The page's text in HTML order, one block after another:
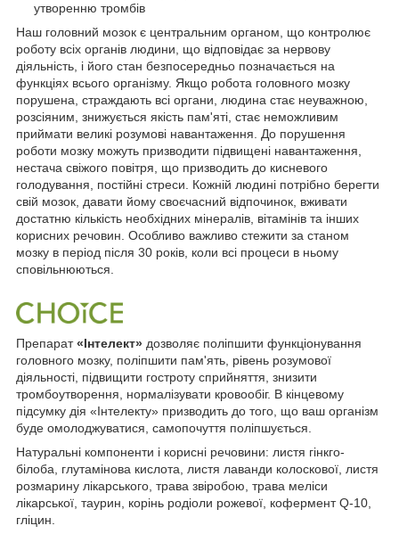
утворенню тромбів
Наш головний мозок є центральним органом, що контролює
роботу всіх органів людини, що відповідає за нервову
діяльність, і його стан безпосередньо позначається на
функціях всього організму. Якщо робота головного мозку
порушена, страждають всі органи, людина стає неуважною,
розсіяним, знижується якість пам'яті, стає неможливим
приймати великі розумові навантаження. До порушення
роботи мозку можуть призводити підвищені навантаження,
нестача свіжого повітря, що призводить до кисневого
голодування, постійні стреси. Кожній людині потрібно берегти
свій мозок, давати йому своєчасний відпочинок, вживати
достатню кількість необхідних мінералів, вітамінів та інших
корисних речовин. Особливо важливо стежити за станом
мозку в період після 30 років, коли всі процеси в ньому
сповільнюються.
Препарат«Інтелект» дозволяє поліпшити функціонування
головного мозку, поліпшити пам'ять, рівень розумової
діяльності, підвищити гостроту сприйняття, знизити
тромбоутворення, нормалізувати кровообіг. В кінцевому
підсумку дія «Інтелекту» призводить до того, що ваш організм
буде омолоджуватися, самопочуття поліпшується.
Натуральні компоненти і корисні речовини: листя гінкго-
білоба, глутамінова кислота, листя лаванди колоскової, листя
розмарину лікарського, трава звіробою, трава меліси
лікарської, таурин, корінь родіоли рожевої, кофермент Q-10,
гліцин.